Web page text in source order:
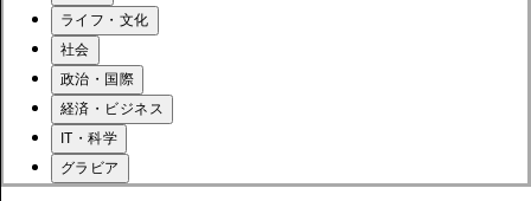
ライフ・文化
社会
政治・国際
経済・ビジネス
IT・科学
グラビア